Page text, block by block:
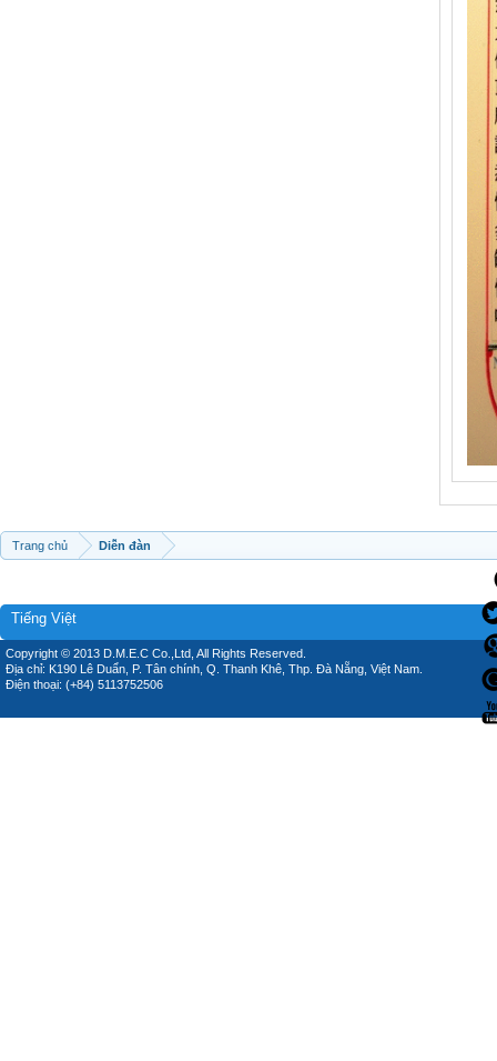
Trang chủ Diễn đàn
Tiếng Việt
Copyright © 2013 D.M.E.C Co.,Ltd, All Rights Reserved.
Địa chỉ: K190 Lê Duẩn, P. Tân chính, Q. Thanh Khê, Thp. Đà Nẵng, Việt Nam.
Điện thoại: (+84) 5113752506